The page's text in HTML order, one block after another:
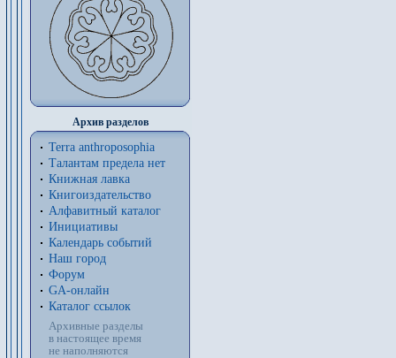
Архив разделов
Terra anthroposophia
Талантам предела нет
Книжная лавка
Книгоиздательство
Алфавитный каталог
Инициативы
Календарь событий
Наш город
Форум
GA-онлайн
Каталог ссылок
Архивные разделы
в настоящее время
не наполняются